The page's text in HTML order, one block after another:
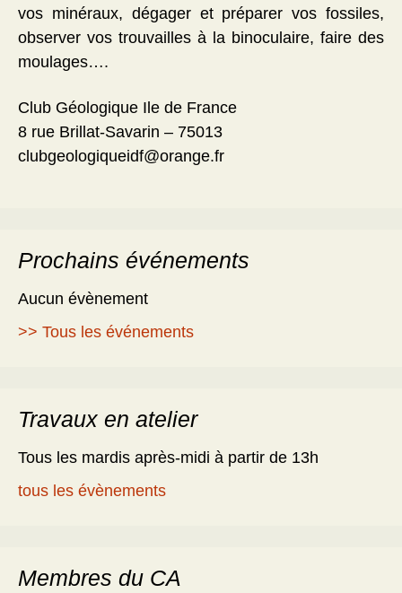
vos minéraux, dégager et préparer vos fossiles,
observer vos trouvailles à la binoculaire, faire des
moulages….
Club Géologique Ile de France
8 rue Brillat-Savarin – 75013
clubgeologiqueidf@orange.fr
Prochains événements
Aucun évènement
>> Tous les événements
Travaux en atelier
Tous les mardis après-midi à partir de 13h
tous les évènements
Membres du CA